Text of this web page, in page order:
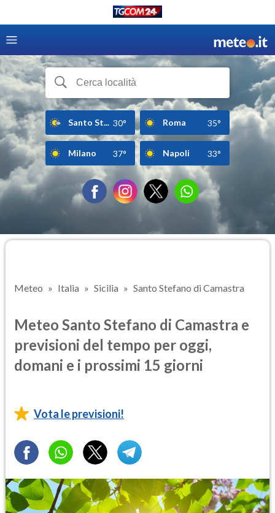
Santo St... 30° Roma 35°
Milano 37° Napoli 33°
Meteo Italia Sicilia Santo Stefano di Camastra
Meteo Santo Stefano di Camastra e
previsioni del tempo per oggi,
domani e i prossimi 15 giorni
Vota le previsioni!